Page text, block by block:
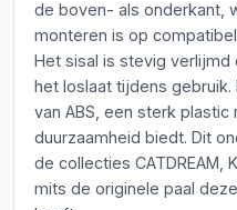
de boven- als onderkant,
monteren is op
Het sisal is stevig
het loslaat tijdens
van ABS, een sterk plastic
duurzaamheid biedt. Dit
de collecties CATDREAM,
mits de originele paal